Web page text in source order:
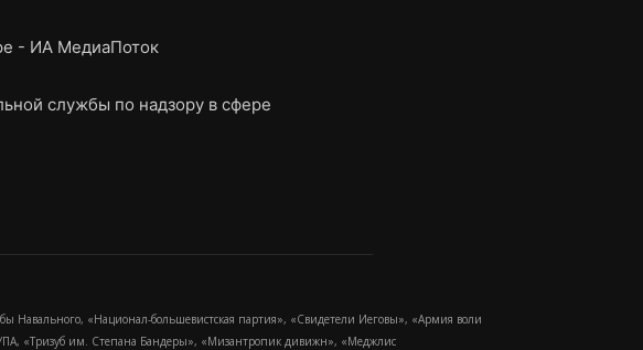
- ИА МедиаПоток
службы по надзору в сфере
«Национал-большевистская партия», «Свидетели Иеговы», «Армия воли
«Тризуб им. Степана Бандеры», «Мизантропик дивижн», «Меджлис